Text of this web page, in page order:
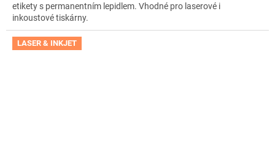
etikety s permanentním lepidlem. Vhodné pro laserové i
inkoustové tiskárny.
LASER & INKJET